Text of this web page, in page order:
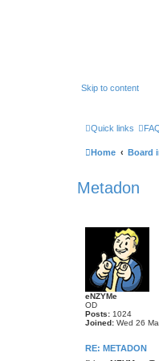
Skip to content
Quick links
Home Board
Metadon
eNZYMe
OD
Posts: 1024
Joined: Wed 26
RE: METADON